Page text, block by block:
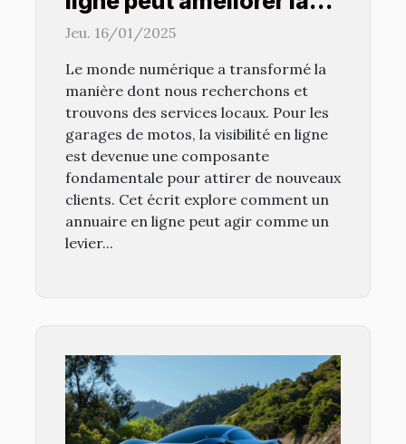
visibilité des garages de
Jeu. 16/01/2025
Le monde numérique a transformé la
manière dont nous recherchons et
trouvons des services locaux. Pour les
garages de motos, la visibilité en ligne
est devenue une composante
fondamentale pour attirer de nouveaux
clients. Cet écrit explore comment un
annuaire en ligne peut agir comme un
levier...